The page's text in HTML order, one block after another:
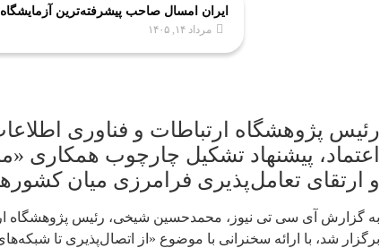
ایران امسال صاحب پیشرفته‌ترین
مرداد ۱۴, ۱۴۰۵
رئیس پژوهشگاه ارتباطات و فناوری
اعتماد، پیشنهاد تشکیل چارچوب
و ارتقای تعامل‌پذیری فرامرزی میان
برگزار شد، با ارائه سخنرانی با موضوع «از اتصال‌پذیری تا